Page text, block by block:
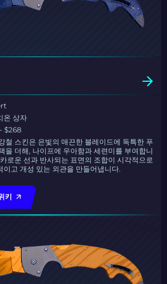
온 상자
$268
철 스킨은 은빛의 매끈한 블레이드에 독특한 푸
을 더해, 나이프에 우아함과 세련미를 부여합니
로운 선과 반사되는 표면의 조합이 시각적으로
이고 개성 있는 외관을 만들어냅니다.
키